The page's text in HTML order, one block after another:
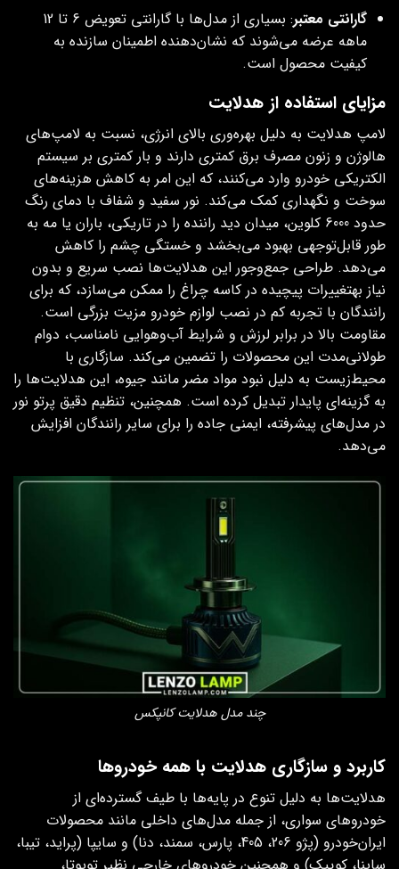
گارانتی معتبر
: بسیاری از مدل‌ها با گارانتی تعویض 6 تا 12
ماهه عرضه می‌شوند که نشان‌دهنده اطمینان سازنده به
کیفیت محصول است.
مزایای استفاده از هدلایت
لامپ هدلایت به دلیل بهره‌وری بالای انرژی، نسبت به لامپ‌های
هالوژن و زنون مصرف برق کمتری دارند و بار کمتری بر سیستم
الکتریکی خودرو وارد می‌کنند، که این امر به کاهش هزینه‌های
سوخت و نگهداری کمک می‌کند. نور سفید و شفاف با دمای رنگ
حدود 6000 کلوین، میدان دید راننده را در تاریکی، باران یا مه به
طور قابل‌توجهی بهبود می‌بخشد و خستگی چشم را کاهش
می‌دهد. طراحی جمع‌وجور این هدلایت‌ها نصب سریع و بدون
نیاز بهتغییرات پیچیده در کاسه‌ چراغ را ممکن می‌سازد، که برای
رانندگان با تجربه کم در نصب لوازم خودرو مزیت بزرگی است.
مقاومت بالا در برابر لرزش و شرایط آب‌وهوایی نامناسب، دوام
طولانی‌مدت این محصولات را تضمین می‌کند. سازگاری با
محیط‌زیست به دلیل نبود مواد مضر مانند جیوه، این هدلایت‌ها را
به گزینه‌ای پایدار تبدیل کرده است. همچنین، تنظیم دقیق پرتو نور
در مدل‌های پیشرفته، ایمنی جاده را برای سایر رانندگان افزایش
می‌دهد.
چند مدل هدلایت کانپکس
کاربرد و سازگاری هدلایت با همه خودروها
هدلایت‌ها به دلیل تنوع در پایه‌ها با طیف گسترده‌ای از
خودروهای سواری، از جمله مدل‌های داخلی مانند محصولات
ایران‌خودرو (پژو 206، 405، پارس، سمند، دنا) و سایپا (پراید، تیبا،